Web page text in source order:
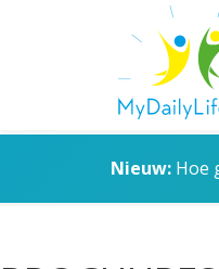
Nieuw: Hoe